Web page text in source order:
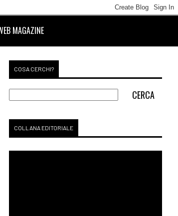
MAGAZINE
COSA CERCHI?
COLLANA EDITORIALE